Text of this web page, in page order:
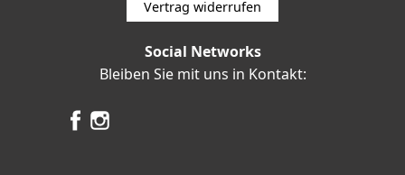
Vertrag widerrufen
Social Networks
Bleiben Sie mit uns in Kontakt: